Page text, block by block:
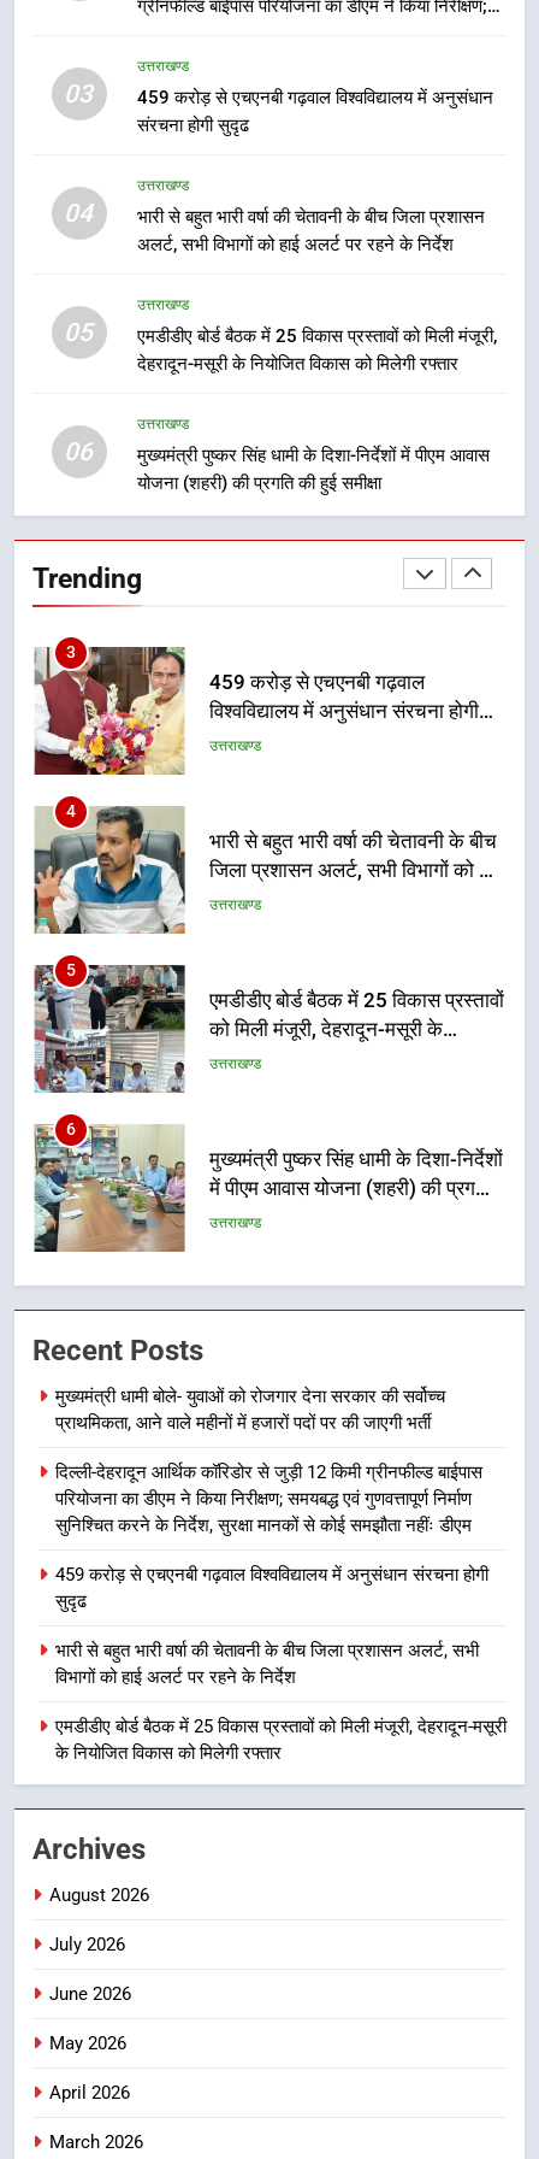
ग्रीनफील्ड बाईपास परियोजना का डीएम ने किया निरीक्षण;
सुरक्षा मानकों से कोई समझौता नहींः डीएम
03
उत्तराखण्ड
459 करोड़ से एचएनबी गढ़वाल विश्वविद्यालय में अनुसंधान
संरचना होगी सुदृढ
04
उत्तराखण्ड
भारी से बहुत भारी वर्षा की चेतावनी के बीच जिला प्रशासन
अलर्ट, सभी विभागों को हाई अलर्ट पर रहने के निर्देश
05
उत्तराखण्ड
एमडीडीए बोर्ड बैठक में 25 विकास प्रस्तावों को मिली मंजूरी,
देहरादून-मसूरी के नियोजित विकास को मिलेगी रफ्तार
06
उत्तराखण्ड
मुख्यमंत्री पुष्कर सिंह धामी के दिशा-निर्देशों में पीएम आवास
योजना (शहरी) की प्रगति की हुई समीक्षा
Trending
गिरफ्तार
उत्तराखण्ड
भारी बारिश का अलर्ट! 6 अगस्त को
देहरादून में स्कूल बंद
1
मुख्यमंत्री धामी बोले- युवाओं को रोजगार
भर्ती
दिल्ली-देहरादून आर्थिक कॉरिडोर से जुड़ी
12 किमी ग्रीनफील्ड बाईपास परियोजना
का डीएम ने किया निरीक्षण; समयबद्ध एवं
नहींः डीएम
3
459 करोड़ से एचएनबी गढ़वाल
विश्वविद्यालय में अनुसंधान संरचना होगी
सुदृढ
उत्तराखण्ड
4
भारी से बहुत भारी वर्षा की चेतावनी के बीच
जिला प्रशासन अलर्ट, सभी विभागों को हाई
अलर्ट पर रहने के निर्देश
उत्तराखण्ड
5
एमडीडीए बोर्ड बैठक में 25 विकास प्रस्तावों
को मिली मंजूरी, देहरादून-मसूरी के
नियोजित विकास को मिलेगी रफ्तार
उत्तराखण्ड
6
मुख्यमंत्री पुष्कर सिंह धामी के दिशा-निर्देशों
में पीएम आवास योजना (शहरी) की प्रगति
की हुई समीक्षा
उत्तराखण्ड
7
बैरागीवाला हत्याकांड के फरार चल रहे
उत्तराखण्ड
भारी बारिश का अलर्ट! 6 अगस्त को
देहरादून में स्कूल बंद
उत्तराखण्ड
1
मुख्यमंत्री धामी बोले- युवाओं को रोजगार
देना सरकार की सर्वोच्च प्राथमिकता, आने
भर्ती
2
Recent Posts
मुख्यमंत्री धामी बोले- युवाओं को रोजगार देना सरकार की सर्वोच्च
प्राथमिकता, आने वाले महीनों में हजारों पदों पर की जाएगी भर्ती
दिल्ली-देहरादून आर्थिक कॉरिडोर से जुड़ी 12 किमी ग्रीनफील्ड बाईपास
परियोजना का डीएम ने किया निरीक्षण; समयबद्ध एवं गुणवत्तापूर्ण निर्माण
सुनिश्चित करने के निर्देश, सुरक्षा मानकों से कोई समझौता नहींः डीएम
459 करोड़ से एचएनबी गढ़वाल विश्वविद्यालय में अनुसंधान संरचना होगी
सुदृढ
भारी से बहुत भारी वर्षा की चेतावनी के बीच जिला प्रशासन अलर्ट, सभी
विभागों को हाई अलर्ट पर रहने के निर्देश
एमडीडीए बोर्ड बैठक में 25 विकास प्रस्तावों को मिली मंजूरी, देहरादून-मसूरी
के नियोजित विकास को मिलेगी रफ्तार
Archives
August 2026
July 2026
June 2026
May 2026
April 2026
March 2026